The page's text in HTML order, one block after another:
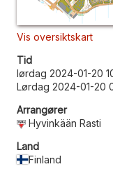
Vis oversiktskart
Tid
lørdag 2024-01-20
Lørdag 2024-01-20
Arrangører
Hyvinkään Rasti
Land
Finland